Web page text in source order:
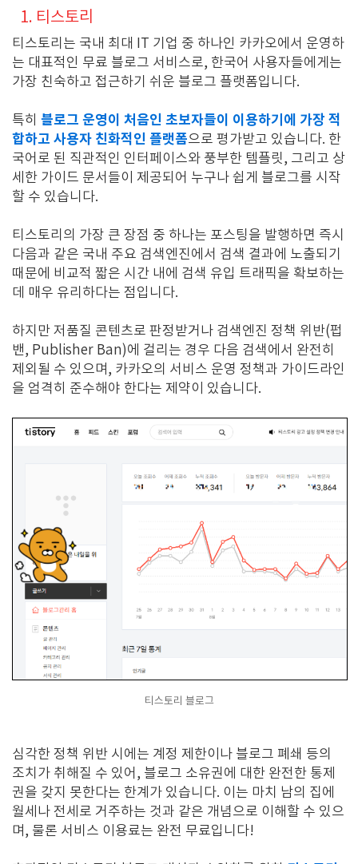
1. 티스토리
티스토리는 국내 최대 IT 기업 중 하나인 카카오에서 운영하
는 대표적인 무료 블로그 서비스로, 한국어 사용자들에게는
가장 친숙하고 접근하기 쉬운 블로그 플랫폼입니다.
특히 블로그 운영이 처음인 초보자들이 이용하기에 가장 적
합하고 사용자 친화적인 플랫폼으로 평가받고 있습니다. 한
국어로 된 직관적인 인터페이스와 풍부한 템플릿, 그리고 상
세한 가이드 문서들이 제공되어 누구나 쉽게 블로그를 시작
할 수 있습니다.
티스토리의 가장 큰 장점 중 하나는 포스팅을 발행하면 즉시
다음과 같은 국내 주요 검색엔진에서 검색 결과에 노출되기
때문에 비교적 짧은 시간 내에 검색 유입 트래픽을 확보하는
데 매우 유리하다는 점입니다.
하지만 저품질 콘텐츠로 판정받거나 검색엔진 정책 위반(펍
밴, Publisher Ban)에 걸리는 경우 다음 검색에서 완전히
제외될 수 있으며, 카카오의 서비스 운영 정책과 가이드라인
을 엄격히 준수해야 한다는 제약이 있습니다.
티스토리 블로그
심각한 정책 위반 시에는 계정 제한이나 블로그 폐쇄 등의
조치가 취해질 수 있어, 블로그 소유권에 대한 완전한 통제
권을 갖지 못한다는 한계가 있습니다. 이는 마치 남의 집에
월세나 전세로 거주하는 것과 같은 개념으로 이해할 수 있으
며, 물론 서비스 이용료는 완전 무료입니다!